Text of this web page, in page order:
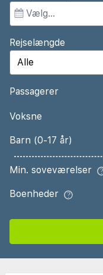
Rejselængde
Passagerer
Voksne
Barn (0-17 år)
Min. soveværelser
Boenheder